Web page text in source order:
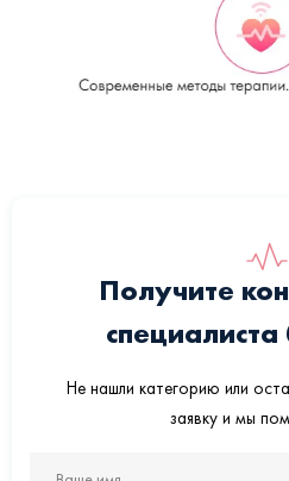
Получите
специалиста
Не нашли категорию или
заявку и мы